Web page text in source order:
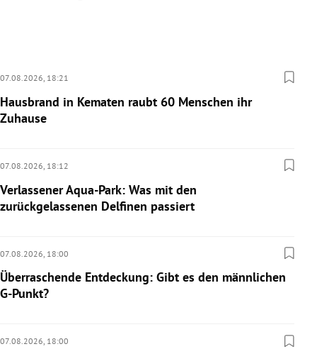
07.08.2026, 18:21
Hausbrand in Kematen raubt 60 Menschen ihr
Zuhause
07.08.2026, 18:12
Verlassener Aqua-Park: Was mit den
zurückgelassenen Delfinen passiert
07.08.2026, 18:00
Überraschende Entdeckung: Gibt es den männlichen
G-Punkt?
07.08.2026, 18:00